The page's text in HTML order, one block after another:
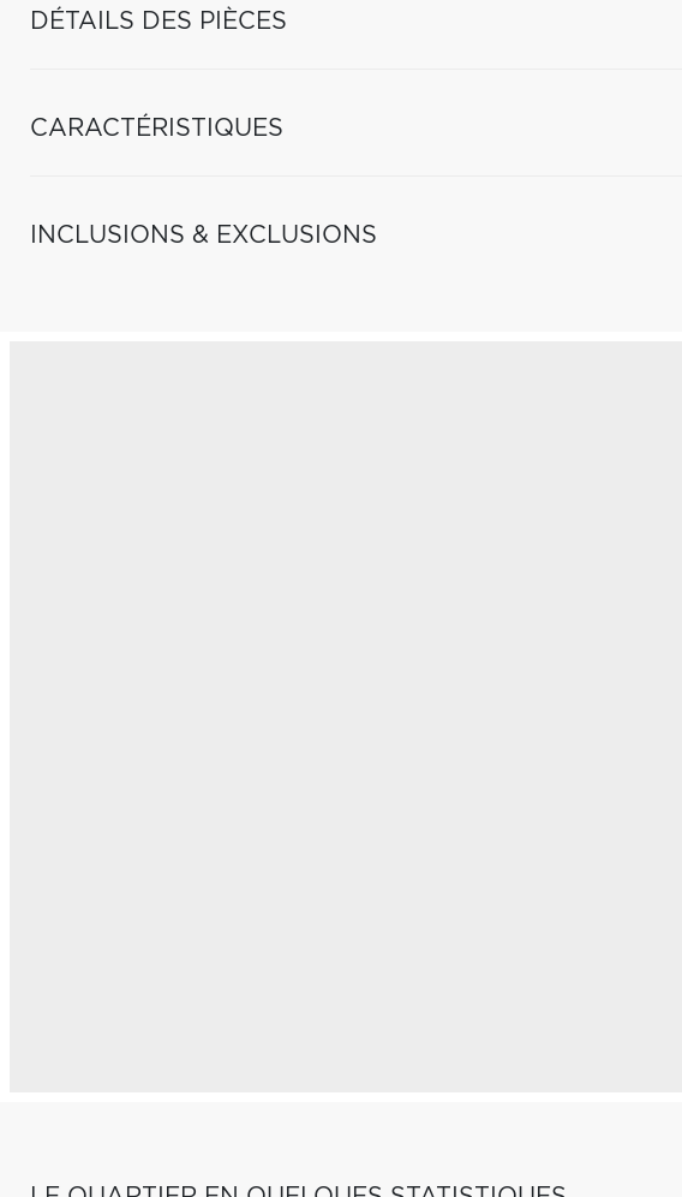
DÉTAILS DES PIÈCES
CARACTÉRISTIQUES
INCLUSIONS & EXCLUSIONS